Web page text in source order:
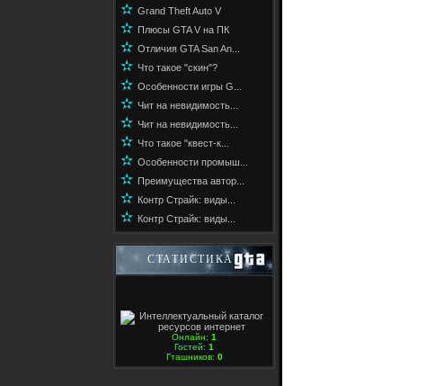
✫ Grand Theft Auto V
✫ Плюсы GTA V на ПК
✫ Отличия GTA San An...
✫ Что такое "скин"?
✫ Особенности игры G...
✫ Чит на невидимость...
✫ Чит на невидимость...
✫ Что такое "квест-к...
✫ Особенности промыш...
✫ Преимущества автор...
✫ Контр Страйк: виды...
✫ Контр Страйк: виды...
СТАТИСТИКА
Онлайн: 1
Гостей: 1
Гташников: 0